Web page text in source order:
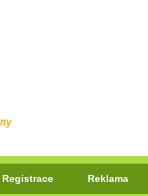
Registrace Reklama